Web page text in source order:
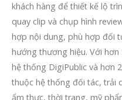
khách hàng để thiết kế lộ
quay clip và chụp hình
hợp nội dung, phù hợp đối
hướng thương hiệu. Với hơn
hệ thống DigiPublic và hơn
thuộc hệ thống đối tác, trải
ẩm thực, thời trang, mỹ